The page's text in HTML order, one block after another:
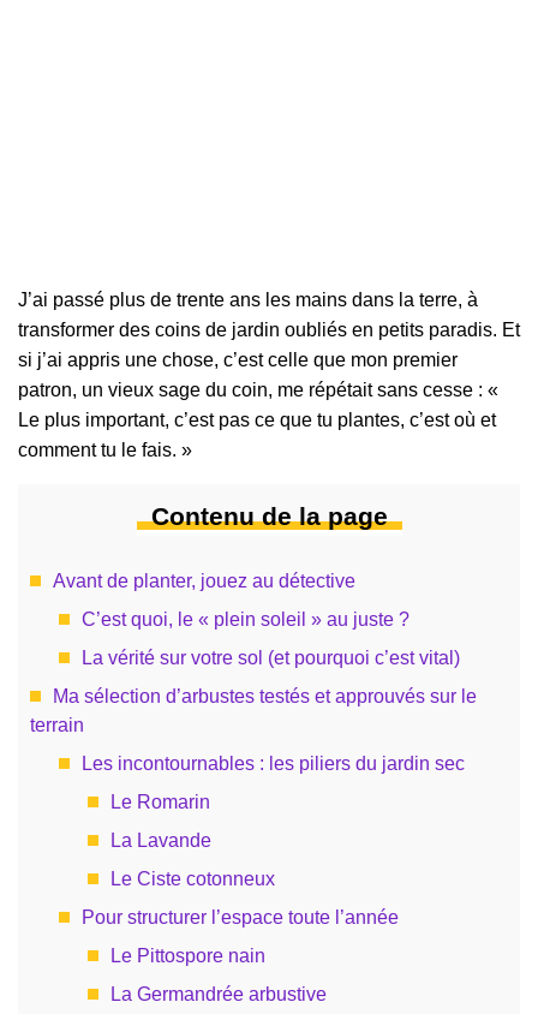
J’ai passé plus de trente ans les mains dans la terre, à
transformer des coins de jardin oubliés en petits paradis. Et
si j’ai appris une chose, c’est celle que mon premier
patron, un vieux sage du coin, me répétait sans cesse : «
Le plus important, c’est pas ce que tu plantes, c’est où et
comment tu le fais. »
Contenu de la page
Avant de planter, jouez au détective
C’est quoi, le « plein soleil » au juste ?
La vérité sur votre sol (et pourquoi c’est vital)
Ma sélection d’arbustes testés et approuvés sur le
terrain
Les incontournables : les piliers du jardin sec
Le Romarin
La Lavande
Le Ciste cotonneux
Pour structurer l’espace toute l’année
Le Pittospore nain
La Germandrée arbustive